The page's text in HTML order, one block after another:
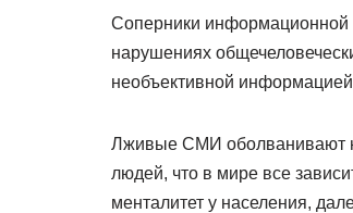
Соперники информационной
нарушениях
необъективной
Лживые СМИ оболванивают
людей, что в мире все
менталитет у населения,